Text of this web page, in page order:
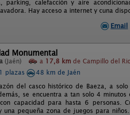
calefacción y aire
Hay acceso a internet y cuna
Email
Monumental
(Jaén) a 17,8 km de Campillo del
plazas
48 km de Jaén
del casco histórico de Baeza, a
se encuentra a tan solo 4
capacidad para hasta 6 personas.
una pequeña zona de juegos para